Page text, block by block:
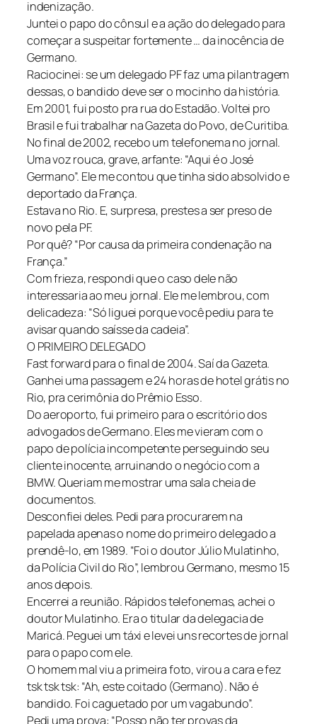
indenização.
Juntei o papo do cônsul e a ação do delegado para
começar a suspeitar fortemente … da inocência de
Germano.
Raciocinei: se um delegado PF faz uma pilantragem
dessas, o bandido deve ser o mocinho da história.
Em 2001, fui posto pra rua do Estadão. Voltei pro
Brasil e fui trabalhar na Gazeta do Povo, de Curitiba.
No final de 2002, recebo um telefonema no jornal.
Uma voz rouca, grave, arfante: “Aqui é o José
Germano”. Ele me contou que tinha sido absolvido e
deportado da França.
Estava no Rio. E, surpresa, prestes a ser preso de
novo pela PF.
Por quê? “Por causa da primeira condenação na
França.”
Com frieza, respondi que o caso dele não
interessaria ao meu jornal. Ele me lembrou, com
delicadeza: “Só liguei porque você pediu para te
avisar quando saísse da cadeia”.
O PRIMEIRO DELEGADO
Fast forward para o final de 2004. Saí da Gazeta.
Ganhei uma passagem e 24 horas de hotel grátis no
Rio, pra cerimônia do Prêmio Esso.
Do aeroporto, fui primeiro para o escritório dos
advogados de Germano. Eles me vieram com o
papo de polícia incompetente perseguindo seu
cliente inocente, arruinando o negócio com a
BMW. Queriam me mostrar uma sala cheia de
documentos.
Desconfiei deles. Pedi para procurarem na
papelada apenas o nome do primeiro delegado a
prendê-lo, em 1989. “Foi o doutor Júlio Mulatinho,
da Polícia Civil do Rio”, lembrou Germano, mesmo 15
anos depois.
Encerrei a reunião. Rápidos telefonemas, achei o
doutor Mulatinho. Era o titular da delegacia de
Maricá. Peguei um táxi e levei uns recortes de jornal
para o papo com ele.
O homem mal viu a primeira foto, virou a cara e fez
tsk tsk tsk: “Ah, este coitado (Germano). Não é
bandido. Foi caguetado por um vagabundo”.
Pedi uma prova: “Posso não ter provas da